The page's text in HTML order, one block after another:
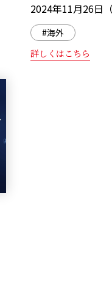
2024年11月26日
#海外
詳しくはこちら